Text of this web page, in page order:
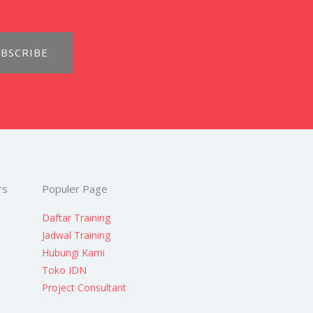
Populer Page
Daftar Training
Jadwal Training
Hubungi Kami
Toko IDN
Project Consultant